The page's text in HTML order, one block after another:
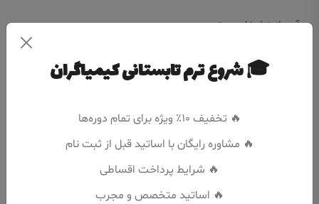
درآمد از تبلیغات یوتیوب
کسب درآمد از اسپانسر
درآمد از مدیریت کانال دیگران
راه‌های درآمد دلاری بدون داشتن کانال شخصی
🎓 شروع ترم تابستانی کیمیاگران
🔥 تخفیف ۱۰٪ ویژه برای تمام دوره‌ها
🔥 مشاوره رایگان با اساتید قبل از ثبت نام
🔥 شرایط پرداخت اقساطی
🔥 اساتید متخصص و مجرب